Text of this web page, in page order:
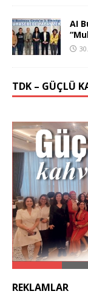
AI
TDK – GÜÇLÜ
REKLAMLAR